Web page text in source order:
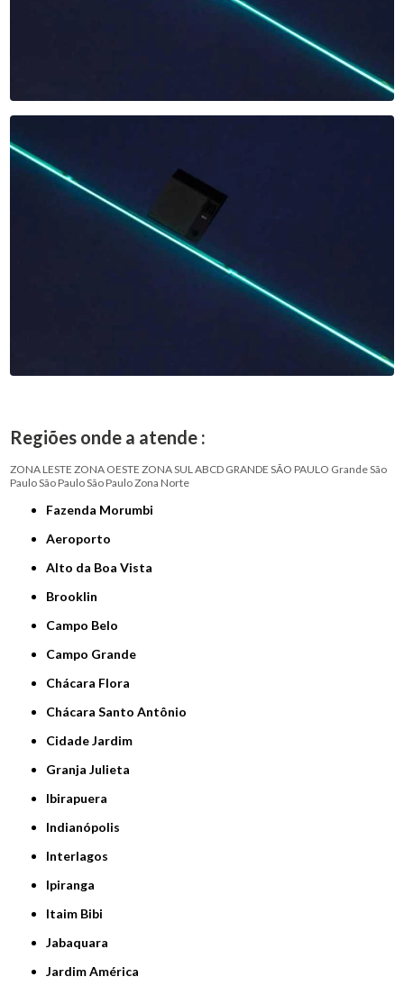
Regiões onde a atende :
ZONA LESTE ZONA OESTE ZONA SUL ABCD GRANDE SÃO PAULO Grande São
PauloSão PauloSão PauloZona Norte
Fazenda Morumbi
Aeroporto
Alto da Boa Vista
Brooklin
Campo Belo
Campo Grande
Chácara Flora
Chácara Santo Antônio
Cidade Jardim
Granja Julieta
Ibirapuera
Indianópolis
Interlagos
Ipiranga
Itaim Bibi
Jabaquara
Jardim América